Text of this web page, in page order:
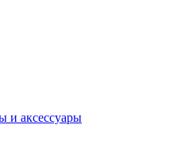
и аксессуары